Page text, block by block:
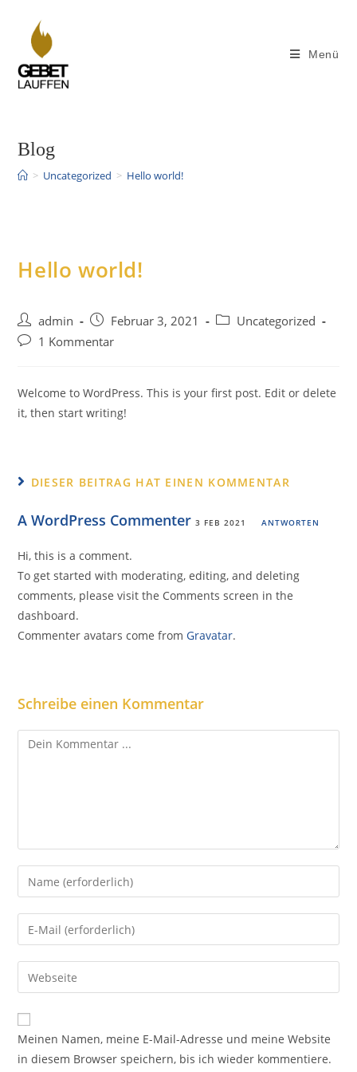
springen
Menü
Blog
> Uncategorized > Hello world!
Hello world!
Beitrags-
Autor:
admin
Beitrag
veröffentlicht:
Februar 3, 2021
Beitrags-
Uncategorized
Beitrags-
1 Kommentar
Welcome to WordPress. This is your first post. Edit or delete
it, then start writing!
DIESER BEITRAG HAT EINEN KOMMENTAR
A WordPress Commenter 3 FEB 2021 ANTWORTEN
Hi, this is a comment.
To get started with moderating, editing, and deleting
comments, please visit the Comments screen in the
dashboard.
Commenter avatars come fromGravatar.
Schreibe einen Kommentar
Kommentieren
Gib
deinen
Namen
oder
zum
Kommentieren
ein
Gib
deine
E-
Mail-
zum
Kommentieren
ein
Gib
deine
Website-
URL
Meinen Namen, meine E-Mail-Adresse und meine Website
in diesem Browser speichern, bis ich wieder kommentiere.